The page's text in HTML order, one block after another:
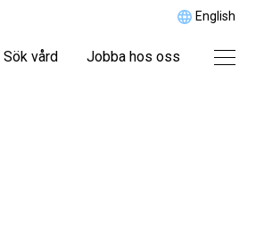
English
Sök vård Jobba hos oss